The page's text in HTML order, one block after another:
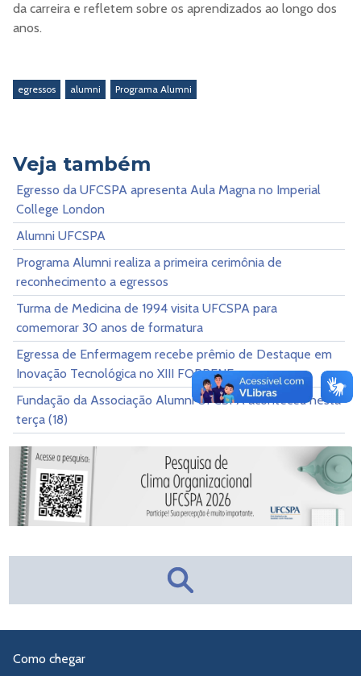
da carreira e refletem sobre os aprendizados ao longo dos
anos.
egressos alumni Programa Alumni
Veja também
Egresso da UFCSPA apresenta Aula Magna no Imperial
College London
Alumni UFCSPA
Programa Alumni realiza a primeira cerimônia de
reconhecimento a egressos
Turma de Medicina de 1994 visita UFCSPA para
comemorar 30 anos de formatura
Egressa de Enfermagem recebe prêmio de Destaque em
Inovação Tecnológica no XIII FOPRENF
Fundação da Associação Alumni UFCSPA aconteceu nesta
terça (18)
Como chegar